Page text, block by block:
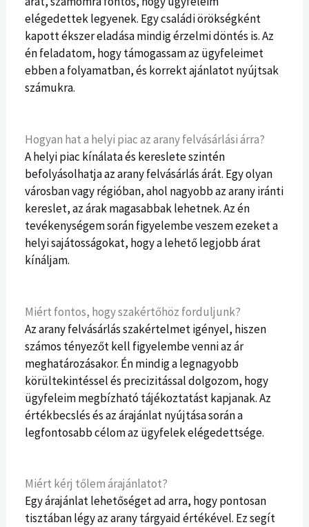
elégedettek legyenek. Egy családi örökségként
kapott ékszer eladása mindig érzelmi döntés is. Az
én feladatom, hogy támogassam az ügyfeleimet
ebben a folyamatban, és korrekt ajánlatot nyújtsak
számukra.
Hogyan hat a helyi piac az arany felvásárlási árra?
A helyi piac kínálata és kereslete szintén
befolyásolhatja az arany felvásárlás árát. Egy olyan
városban vagy régióban, ahol nagyobb az arany iránti
kereslet, az árak magasabbak lehetnek. Az én
tevékenységem során figyelembe veszem ezeket a
helyi sajátosságokat, hogy a lehető legjobb árat
kínáljam.
Miért fontos, hogy szakértőhöz forduljunk?
Az arany felvásárlás szakértelmet igényel, hiszen
számos tényezőt kell figyelembe venni az ár
meghatározásakor. Én mindig a legnagyobb
körültekintéssel és precizitással dolgozom, hogy
ügyfeleim megbízható tájékoztatást kapjanak. Az
értékbecslés és az árajánlat nyújtása során a
legfontosabb célom az ügyfelek elégedettsége.
Miért kérj tőlem árajánlatot?
Egy árajánlat lehetőséget ad arra, hogy pontosan
tisztában légy az arany tárgyaid értékével. Ez segít